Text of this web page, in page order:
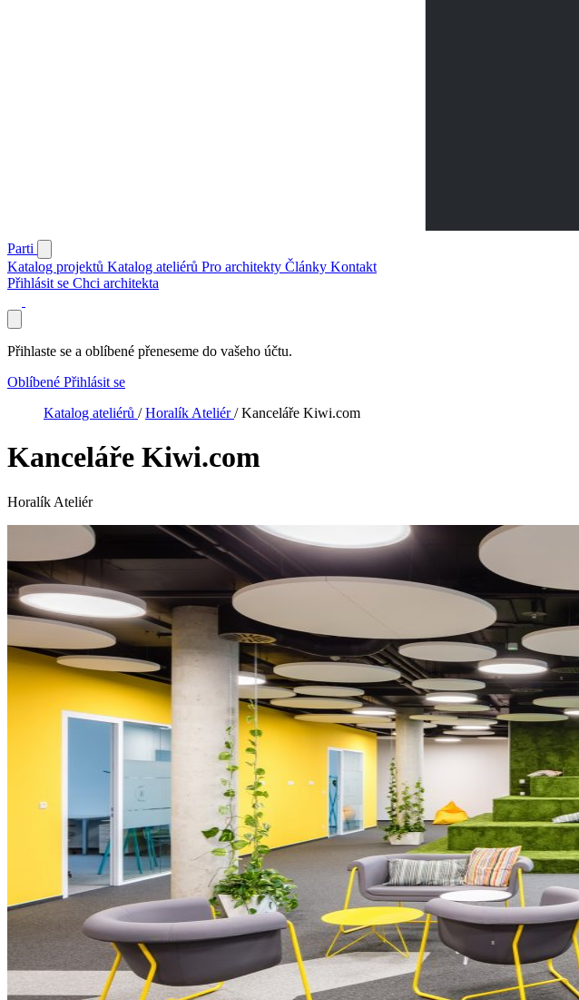
Parti
Katalog projektů Katalog ateliérů Pro architekty Články Kontakt
Přihlásit se Chci architekta
Přihlaste se a oblíbené přeneseme do vašeho účtu.
Oblíbené Přihlásit se
Katalog ateliérů / Horalík Ateliér/ Kanceláře Kiwi.com
Kanceláře Kiwi.com
Horalík Ateliér